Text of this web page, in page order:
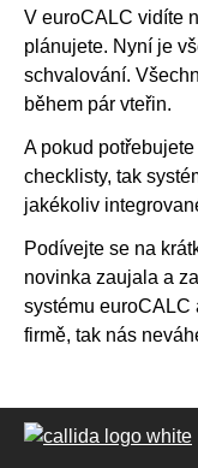
V euroCALC vidíte
plánujete. Nyní je
schvalování.
během pár vteřin.
A pokud
checklisty, tak
jakékoliv
Podívejte se na
novinka zaujala a
systému euroCALC
firmě, tak nás